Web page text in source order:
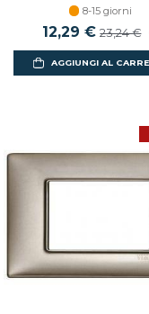
8-15 giorni
12,29 € 23,24 €
AGGIUNGI AL